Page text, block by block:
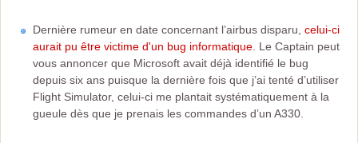
Dernière rumeur en date concernant l’airbus disparu, celui-ci
aurait pu être victime d'un bug informatique . Le Captain peut
vous annoncer que Microsoft avait déjà identifié le bug
depuis six ans puisque la dernière fois que j’ai tenté d’utiliser
Flight Simulator, celui-ci me plantait systématiquement à la
gueule dès que je prenais les commandes d’un A330.